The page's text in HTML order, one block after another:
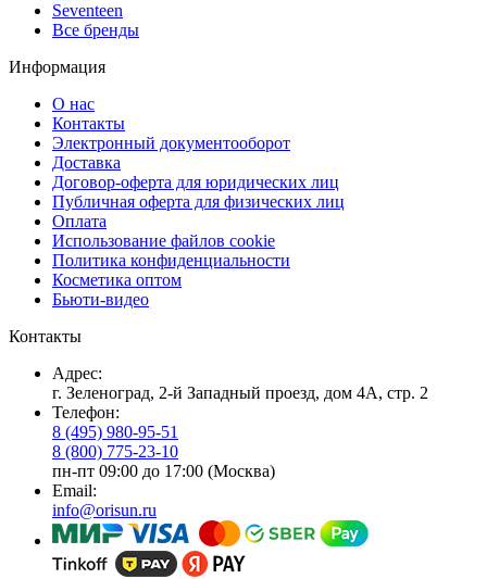
Seventeen
Все бренды
Информация
О нас
Контакты
Электронный документооборот
Доставка
Договор-оферта для юридических лиц
Публичная оферта для физических лиц
Оплата
Использование файлов cookie
Политика конфиденциальности
Косметика оптом
Бьюти-видео
Контакты
Адрес:
г. Зеленоград, 2-й Западный проезд, дом 4А, стр. 2
Телефон:
8 (495) 980-95-51
8 (800) 775-23-10
пн-пт 09:00 до 17:00 (Москва)
Email:
info@orisun.ru